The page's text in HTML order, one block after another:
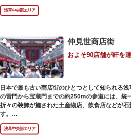
フォトスポットとしても国内外の観光客を魅了し
提灯の底部に施された見事な龍の彫刻や、門の北
置されている浅草寺の護法善神「天龍像」と「
ます。日没から23時頃までは雷門や浅草寺がラ
った荘厳な雰囲気に包まれます。
何度も焼失と再建を繰り返し、現在の雷門は
ソニック）の松下幸之助氏の寄進により再建され
浅草中央部エリア
仲見世商店街
およそ90店舗が軒を
日本で最も古い商店街のひとつとして知られる
の雷門から宝蔵門までの約250mの参道には、統
折々の装飾が施された土産物店、飲食店などが石
す。
人形焼や手焼きせんべいをはじめ、団子や揚げま
銘菓、和傘や扇子など伝統工芸品も並び、歩いて
浅草中央部エリア